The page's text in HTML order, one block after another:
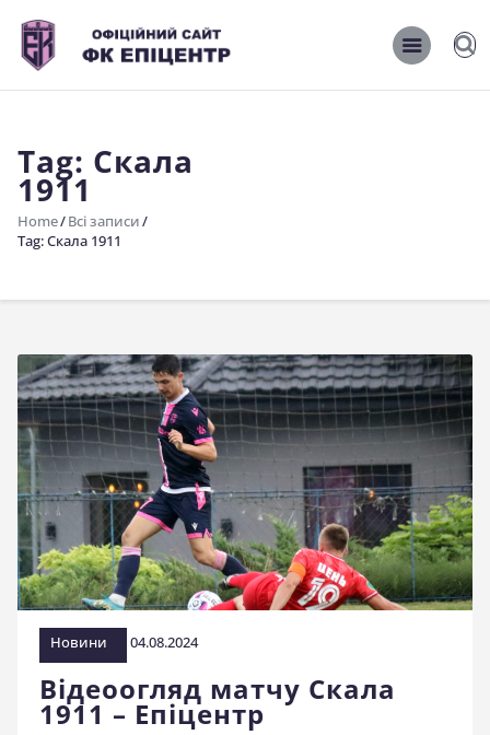
Tag: Скала
1911
Home Всі записи
Tag: Скала 1911
ОФІЦІЙНИЙ САЙТ ФК ЕПІЦЕНТР
ОФІЦІЙНИЙ САЙТ ФК ЕПІЦЕНТР
Головна
Команда
Історія
Клуб
Фан-шоп
Правила поведінки на
стадіоні
Новини 04.08.2024
Відеоогляд матчу Скала
1911 – Епіцентр